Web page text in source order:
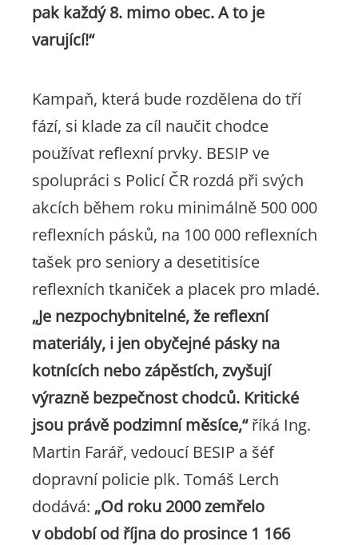
pak každý 8. mimo obec. A to je
varující!“
Kampaň, která bude rozdělena do tří
fází, si klade za cíl naučit chodce
používat reflexní prvky. BESIP ve
spolupráci s Policí ČR rozdá při svých
akcích během roku minimálně 500 000
reflexních pásků, na 100 000 reflexních
tašek pro seniory a desetitisíce
reflexních tkaniček a placek pro mladé.
„Je nezpochybnitelné, že reflexní
materiály, i jen obyčejné pásky na
kotnících nebo zápěstích, zvyšují
výrazně bezpečnost chodců. Kritické
jsou právě podzimní měsíce,“říká Ing.
Martin Farář, vedoucí BESIP a šéf
dopravní policie plk. Tomáš Lerch
dodává: „Od roku 2000 zemřelo
v období od října do prosince 1 166